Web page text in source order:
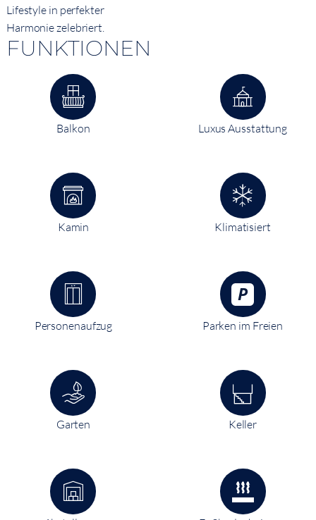
Lifestyle in perfekter
Harmonie zelebriert.
FUNKTIONEN
Balkon Luxus Ausstattung
Kamin Klimatisiert
Personenaufzug Parken im Freien
Garten Keller